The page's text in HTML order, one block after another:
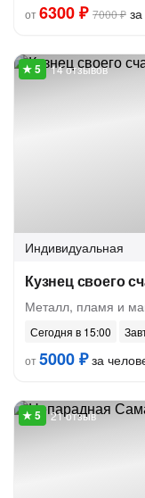
от6300 ₽ 7000 ₽
14 отзывов
Индивидуальная
Кузнец своего
Металл, пламя и
Сегодня в 15:00
от5000 ₽за
21 отзыв